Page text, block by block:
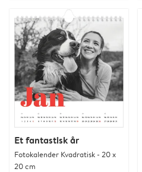
Et fantastisk år
Fotokalender Kvadratisk - 20 x
20 cm